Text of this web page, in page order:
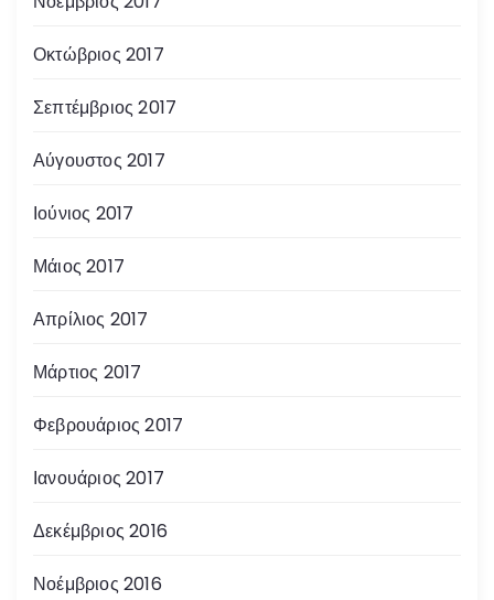
Οκτώβριος 2017
Σεπτέμβριος 2017
Αύγουστος 2017
Ιούνιος 2017
Μάιος 2017
Απρίλιος 2017
Μάρτιος 2017
Φεβρουάριος 2017
Ιανουάριος 2017
Δεκέμβριος 2016
Νοέμβριος 2016